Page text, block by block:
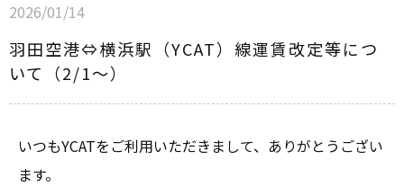
2026/01/14
羽田空港⇔横浜駅（YCAT）線運賃改定等につ
いて（2/1～）
いつもYCATをご利用いただきまして、ありがとうござい
ます。